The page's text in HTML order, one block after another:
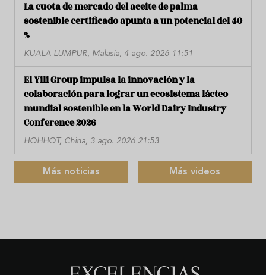
La cuota de mercado del aceite de palma
sostenible certificado apunta a un potencial del 40
%
KUALA LUMPUR, Malasia, 4 ago. 2026 11:51
El Yili Group impulsa la innovación y la
colaboración para lograr un ecosistema lácteo
mundial sostenible en la World Dairy Industry
Conference 2026
HOHHOT, China, 3 ago. 2026 21:53
Más noticias Más videos